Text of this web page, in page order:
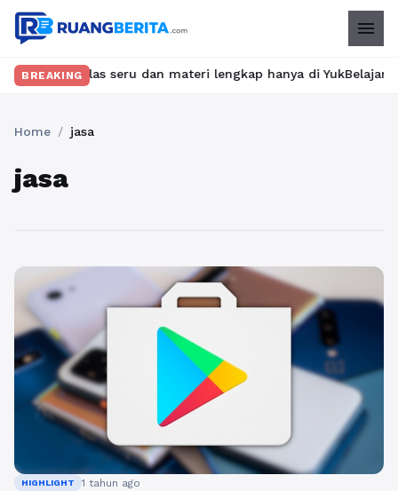
menu
BREAKING
seru dan materi lengkap hanya di YukBelajar.com.
Home / jasa
jasa
HIGHLIGHT 1 tahun ago